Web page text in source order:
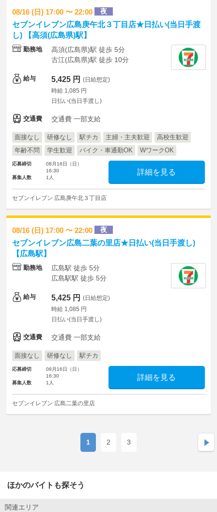
08/16 (日) 17:00 〜 22:00 夜
セブンイレブン広島庚午北３丁目店★日払い(当日手渡
し) 【高須(広島県)駅】
勤務地
高須(広島県)駅 徒歩 5分
古江(広島県)駅 徒歩 10分
給与 5,425 円 (日給想定)
時給 1,085 円
日払い(当日手渡し)
交通費 交通費 一部支給
面接なし 研修なし 駅チカ 主婦・主夫歓迎
高校生歓迎
年齢不問
学生歓迎 バイク・車通勤OK WワークOK
応募締切
08月16日（日）
16:30
募集人数
1人
詳細を見る
セブンイレブン 広島庚午北３丁目店
08/16 (日) 17:00 〜 22:00 夜
セブンイレブン広島二葉の里店★日払い(当日手渡し)
【広島駅】
勤務地
広島駅 徒歩 5分
広島駅駅 徒歩 5分
給与 5,425 円 (日給想定)
時給 1,085 円
日払い(当日手渡し)
交通費 交通費 一部支給
面接なし 研修なし 駅チカ
応募締切
08月16日（日）
16:30
募集人数
1人
詳細を見る
セブンイレブン 広島二葉の里店
1 2 3
ほかのバイトも探そう
関連エリア